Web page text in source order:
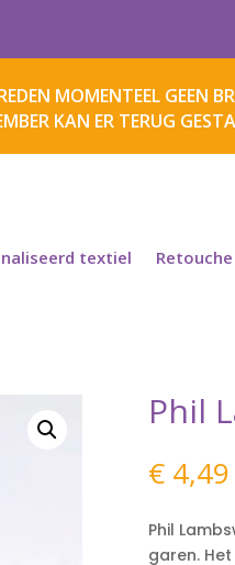
MOMENTEEL GEEN
KAN ER TERUG
textiel Retouche
Phil
€4,49
Phil
garen.